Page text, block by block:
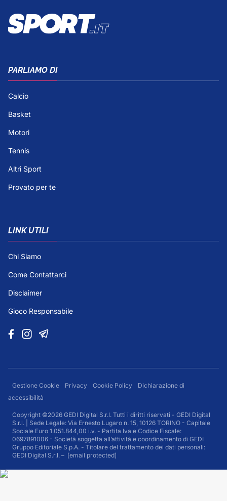
PARLIAMO DI
Calcio
Basket
Motori
Tennis
Altri Sport
Provato per te
LINK UTILI
Chi Siamo
Come Contattarci
Disclaimer
Gioco Responsabile
Gestione Cookie Privacy Cookie Policy
Dichiarazione di
accessibilità
Copyright ©2026 GEDI Digital S.r.l. Tutti i diritti riservati - GEDI Digital
S.r.l. | Sede Legale: Via Ernesto Lugaro n. 15, 10126 TORINO - Capitale
Sociale Euro 1.051.844,00 i.v. - Partita Iva e Codice Fiscale:
0697891006 - Società soggetta all’attività e coordinamento di GEDI
Gruppo Editoriale S.p.A. - Titolare del trattamento dei dati personali:
GEDI Digital S.r.l. – [email protected]